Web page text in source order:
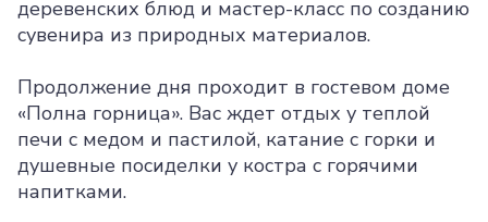
деревенских блюд и мастер-класс по созданию
сувенира из природных материалов.
Продолжение дня проходит в гостевом доме
«Полна горница». Вас ждет отдых у теплой
печи с медом и пастилой, катание с горки и
душевные посиделки у костра с горячими
напитками.